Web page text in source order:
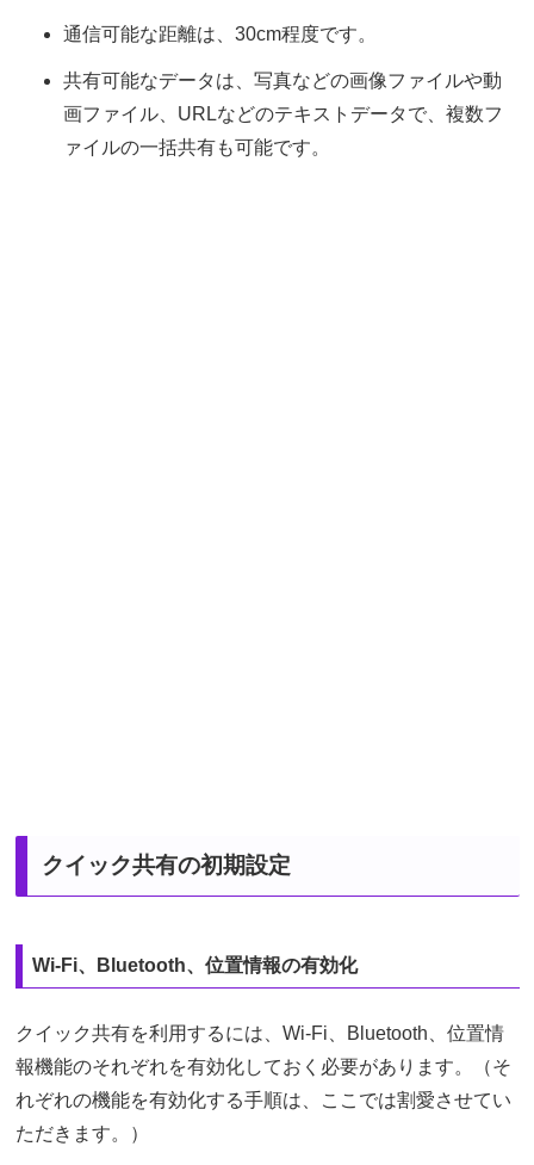
通信可能な距離は、30cm程度です。
共有可能なデータは、写真などの画像ファイルや動
画ファイル、URLなどのテキストデータで、複数フ
ァイルの一括共有も可能です。
クイック共有の初期設定
Wi-Fi、Bluetooth、位置情報の有効化
クイック共有を利用するには、Wi-Fi、Bluetooth、位置情
報機能のそれぞれを有効化しておく必要があります。（そ
れぞれの機能を有効化する手順は、ここでは割愛させてい
ただきます。）